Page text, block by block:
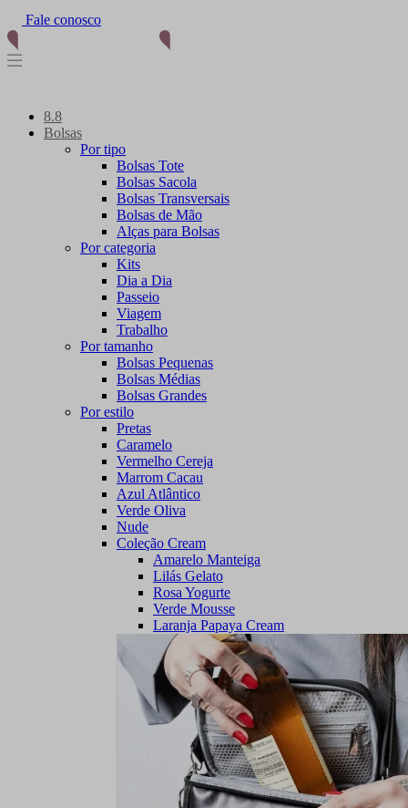
(11) 96012-2976
Fale conosco
8.8
Bolsas
Por tipo
Bolsas Tote
Bolsas Sacola
Bolsas Transversais
Bolsas de Mão
Alças para Bolsas
Por categoria
Kits
Dia a Dia
Passeio
Viagem
Trabalho
Por tamanho
Bolsas Pequenas
Bolsas Médias
Bolsas Grandes
Por estilo
Pretas
Caramelo
Vermelho Cereja
Marrom Cacau
Azul Atlântico
Verde Oliva
Nude
Coleção Cream
Amarelo Manteiga
Lilás Gelato
Rosa Yogurte
Verde Mousse
Laranja Papaya Cream